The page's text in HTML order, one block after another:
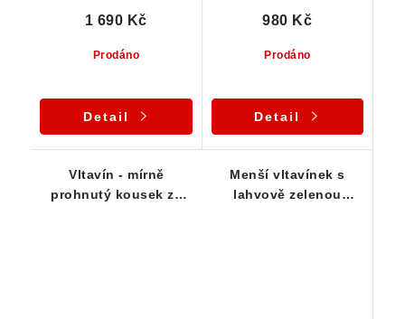
Prodáno
1 690 Kč
Detail
Prodáno
980 Kč
Detail
Vltavín - mírně
prohnutý kousek ze
Menší vltavínek s
lahvově zelenou